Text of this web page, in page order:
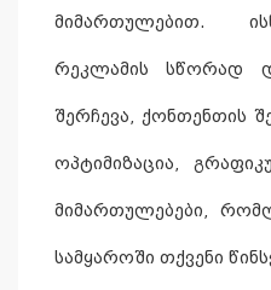
მიმართულებით.
რეკლამის სწორად
შერჩევა, ქონთენთის
ოპტიმიზაცია,
მიმართულებები,
სამყაროში თქვენი